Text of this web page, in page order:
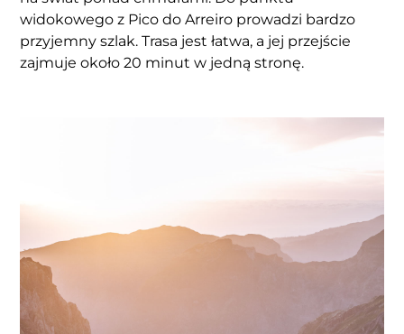
widokowego z Pico do Arreiro prowadzi bardzo
przyjemny szlak. Trasa jest łatwa, a jej przejście
zajmuje około 20 minut w jedną stronę.